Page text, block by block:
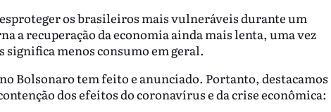
os brasileiros mais vulneráveis durante um
a recuperação da economia ainda mais lenta, uma vez
significa menos consumo em geral.
Bolsonaro tem feito e anunciado. Portanto, destacamos
dos efeitos do coronavírus e da crise econômica: